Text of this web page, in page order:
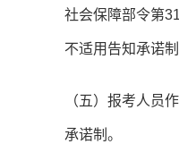
社会保障部令第
不适用告知承诺制
（五）报考人员
承诺制。